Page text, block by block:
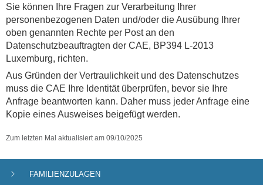
Sie können Ihre Fragen zur Verarbeitung Ihrer
personenbezogenen Daten und/oder die Ausübung Ihrer
oben genannten Rechte per Post an den
Datenschutzbeauftragten der CAE, BP394 L-2013
Luxemburg, richten.
Aus Gründen der Vertraulichkeit und des Datenschutzes
muss die CAE Ihre Identität überprüfen, bevor sie Ihre
Anfrage beantworten kann. Daher muss jeder Anfrage eine
Kopie eines Ausweises beigefügt werden.
Zum letzten Mal aktualisiert am09/10/2025
FAMILIENZULAGEN